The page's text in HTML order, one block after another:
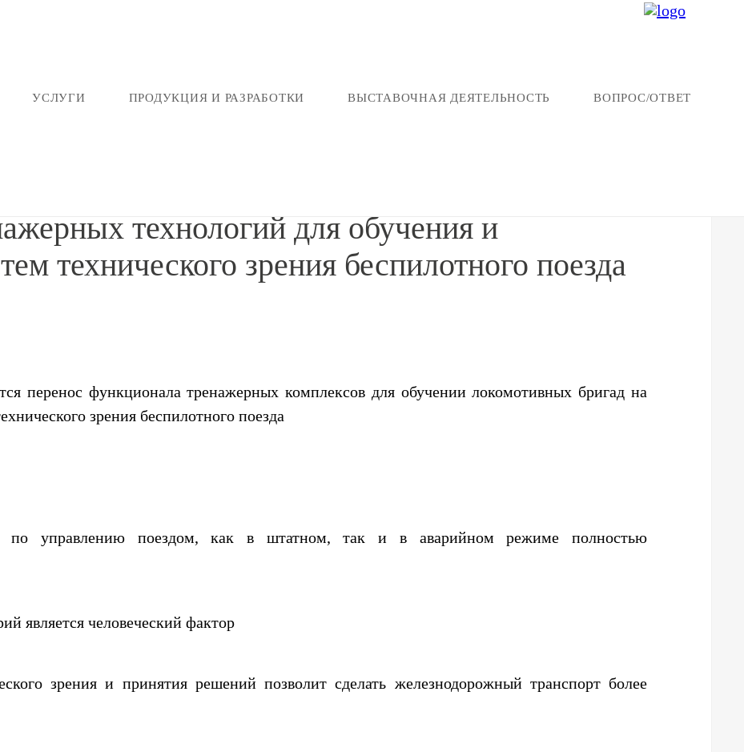
УСЛУГИ ПРОДУКЦИЯ И РАЗРАБОТКИ ВЫСТАВОЧНАЯ ДЕЯТЕЛЬНОСТЬ ВОПРОС/ОТВЕТ
технологий для обучения и
технического зрения беспилотного поезда
перенос функционала тренажерных комплексов для обучении локомотивных бригад на
зрения беспилотного поезда
по управлению поездом, как в штатном, так и в аварийном режиме полностью
является человеческий фактор
зрения и принятия решений позволит сделать железнодорожный транспорт более